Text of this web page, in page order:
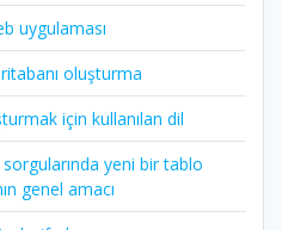
uygulaması
oluşturma
için kullanılan dil
yeni bir tablo
genel amacı